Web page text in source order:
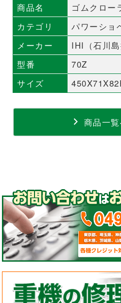
商品名
ゴムクロー
カテゴリ
パワーショ
メーカー
IHI（石川島
型番
70Z
サイズ
商品一